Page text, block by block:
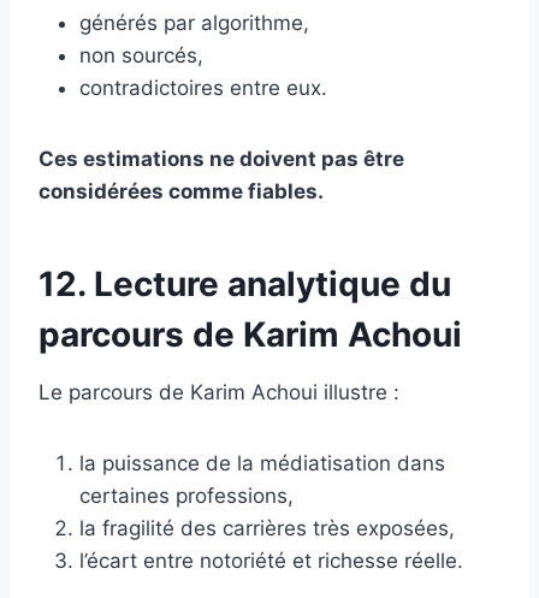
générés par algorithme,
non sourcés,
contradictoires entre eux.
Ces estimations ne doivent pas être
considérées comme fiables.
12. Lecture analytique du
parcours de Karim Achoui
Le parcours de Karim Achoui illustre :
la puissance de la médiatisation dans
certaines professions,
la fragilité des carrières très exposées,
l’écart entre notoriété et richesse réelle.